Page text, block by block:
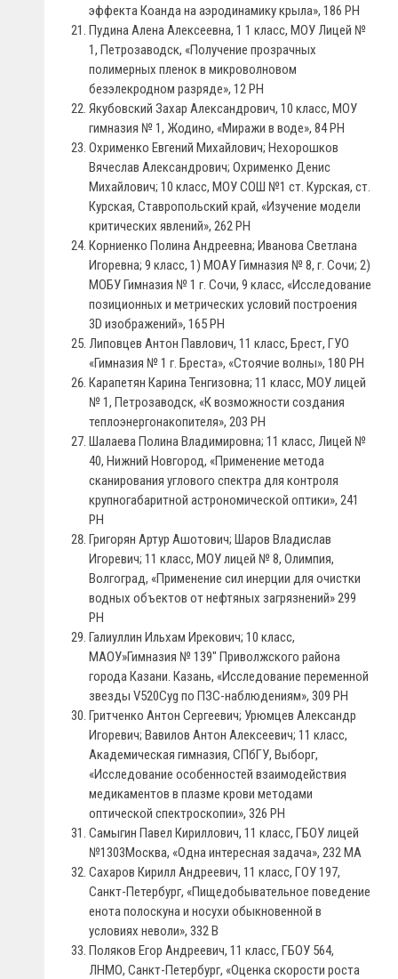
эффекта Коанда на аэродинамику крыла», 186 PH
Пудина Алена Алексеевна, 1 1 класс, МОУ Лицей №
1, Петрозаводск, «Получение прозрачных
полимерных пленок в микроволновом
безэлекродном разряде», 12 PH
Якубовский Захар Александрович, 10 класс, МОУ
гимназия № 1, Жодино, «Миражи в воде», 84 PH
Охрименко Евгений Михайлович; Нехорошков
Вячеслав Александрович; Охрименко Денис
Михайлович; 10 класс, МОУ СОШ №1 ст. Курская, ст.
Курская, Ставропольский край, «Изучение модели
критических явлений», 262 PH
Корниенко Полина Андреевна; Иванова Светлана
Игоревна; 9 класс, 1) МОАУ Гимназия № 8, г. Сочи; 2)
МОБУ Гимназия № 1 г. Сочи, 9 класс, «Исследование
позиционных и метрических условий построения
3D изображений», 165 PH
Липовцев Антон Павлович, 11 класс, Брест, ГУО
«Гимназия № 1 г. Бреста», «Стоячие волны», 180 PH
Карапетян Карина Тенгизовна; 11 класс, МОУ лицей
№ 1, Петрозаводск, «К возможности создания
теплоэнергонакопителя», 203 PH
Шалаева Полина Владимировна; 11 класс, Лицей №
40, Нижний Новгород, «Применение метода
сканирования углового спектра для контроля
крупногабаритной астрономической оптики», 241
PH
Григорян Артур Ашотович; Шаров Владислав
Игоревич; 11 класс, МОУ лицей № 8, Олимпия,
Волгоград, «Применение сил инерции для очистки
водных объектов от нефтяных загрязнений» 299
PH
Галиуллин Ильхам Ирекович; 10 класс,
МАОУ»Гимназия № 139″ Приволжского района
города Казани. Казань, «Исследование переменной
звезды V520Cyg по ПЗС-наблюдениям», 309 PH
Гритченко Антон Сергеевич; Урюмцев Александр
Игоревич; Вавилов Антон Алексеевич; 11 класс,
Академическая гимназия, СПбГУ, Выборг,
«Исследование особенностей взаимодействия
медикаментов в плазме крови методами
оптической спектроскопии», 326 PH
Самыгин Павел Кириллович, 11 класс, ГБОУ лицей
№1303Москва, «Одна интересная задача», 232 МА
Сахаров Кирилл Андреевич, 11 класс, ГОУ 197,
Санкт-Петербург, «Пищедобывательное поведение
енота полоскуна и носухи обыкновенной в
условиях неволи», 332 В
Поляков Егор Андреевич, 11 класс, ГБОУ 564,
ЛНМО, Санкт-Петербург, «Оценка скорости роста